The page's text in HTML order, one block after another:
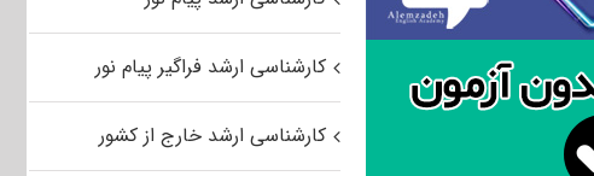
کارشناسی ارشد فراگیر پیام نور
کارشناسی ارشد خارج از کشور